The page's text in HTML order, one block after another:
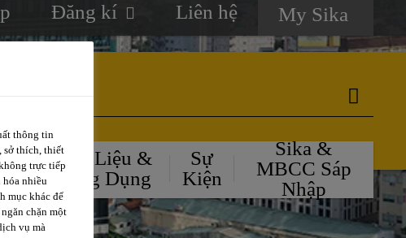
Đăng kí Liên hệ My Sika
Lẻ
Tài Liệu &
Ứng Dụng
Sự
Kiện
Sika &
MBCC Sáp
Nhập
thông tin
sở thích, thiết
trực tiếp
hóa nhiều
mục khác để
chặn một
vụ mà